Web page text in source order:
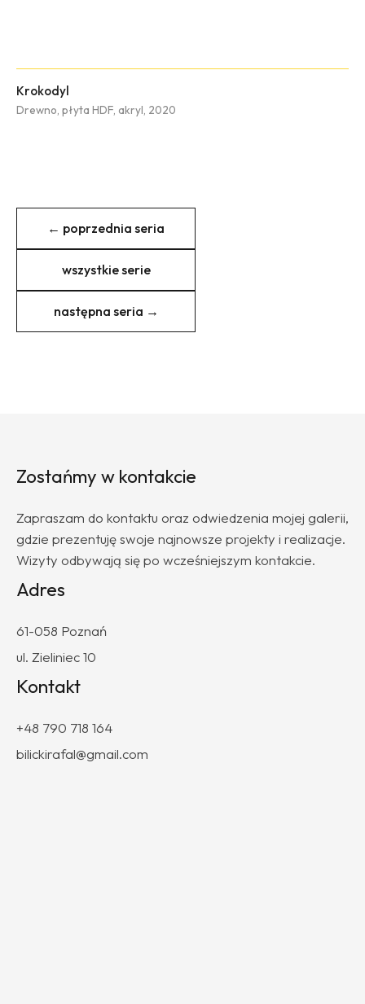
Krokodyl
Drewno, płyta HDF, akryl, 2020
← poprzednia seria
wszystkie serie
następna seria →
Zostańmy w kontakcie
Zapraszam do kontaktu oraz odwiedzenia mojej galerii,
gdzie prezentuję swoje najnowsze projekty i realizacje.
Wizyty odbywają się po wcześniejszym kontakcie.
Adres
61-058 Poznań
ul. Zieliniec 10
Kontakt
+48 790 718 164
bilickirafal@gmail.com